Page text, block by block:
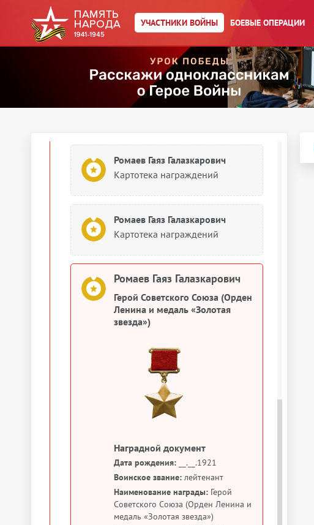
УЧАСТНИКИ ВОЙНЫ БОЕВЫЕ ОПЕРАЦИИ
Ромаев Гаяз Галазкарович
Герой Советского Союза (Орден
Ленина и медаль «Золотая
звезда»)
Ромаев Гаяз Галазкарович
Картотека награждений
Ромаев Гаяз Галазкарович
Картотека награждений
Ромаев Гаяз Галазкарович
Герой Советского Союза (Орден
Ленина и медаль «Золотая
звезда»)
Наградной документ
Дата рождения: __.__.1921
Воинское звание: лейтенант
Наименование награды: Герой
Советского Союза (Орден Ленина и
медаль «Золотая звезда»)